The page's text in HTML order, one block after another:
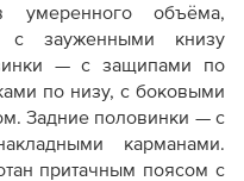
умеренного объёма,
с зауженными книзу
— с защипами по
по низу, с боковыми
Задние половинки — с
карманами.
притачным поясом с